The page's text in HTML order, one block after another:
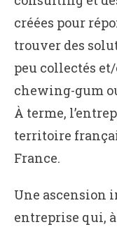
créées pour
trouver des
peu collectés
chewing-gum
À terme,
territoire
France.
Une ascension
entreprise qui,